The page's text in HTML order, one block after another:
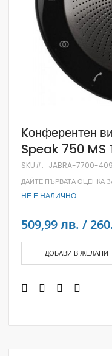
Skip
to
the
beginning
of
the
images
gallery
Kонферентен
Speak 750
SKU JABRA-7700-409
ДАЙТЕ ПЪРВАТА ОЦЕНКА
НЕ Е НАЛИЧНО
509,99 лв. /
ДОБАВИ В ЖЕЛАНИ